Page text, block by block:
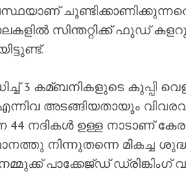
സിന്തറ്റിക്ക് ഫുഡ്
3 കമ്ബനികളുടെ കുപ്പി
അടങ്ങിയതായും
നദികള്‍ ഉള്ള നാടാണ്
നിന്നുതന്നെ മികച്ച
പാക്കേജ്ഡ് ഡ്രിങ്കിംഗ്